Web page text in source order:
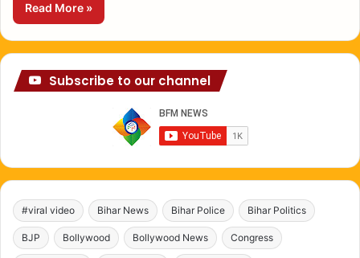
Read More »
Subscribe to our channel
#viral video Bihar News Bihar Police Bihar Politics
BJP Bollywood Bollywood News Congress